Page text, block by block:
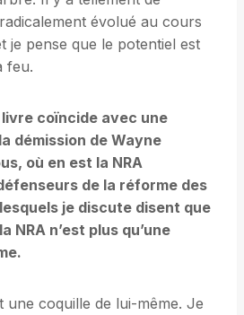
évolué au cours
je pense que le potentiel est
feu.
coïncide avec une
démission de Wayne
où en est la NRA
de la réforme des
je discute disent que
NRA n’est plus qu’une
une coquille de lui-même. Je